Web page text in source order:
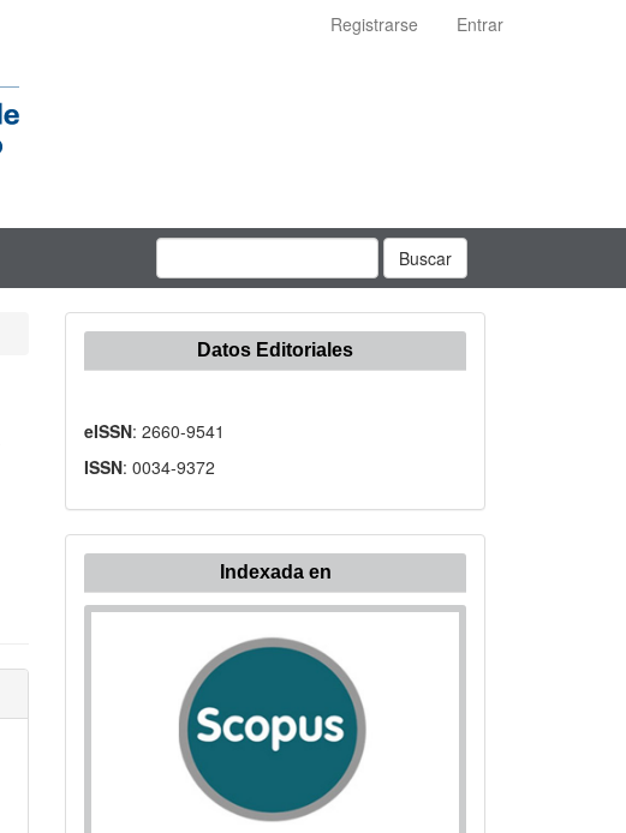
Registrarse Entrar
Buscar
Datos Editoriales
eISSN: 2660-9541
ISSN: 0034-9372
Indexada
Indexada en